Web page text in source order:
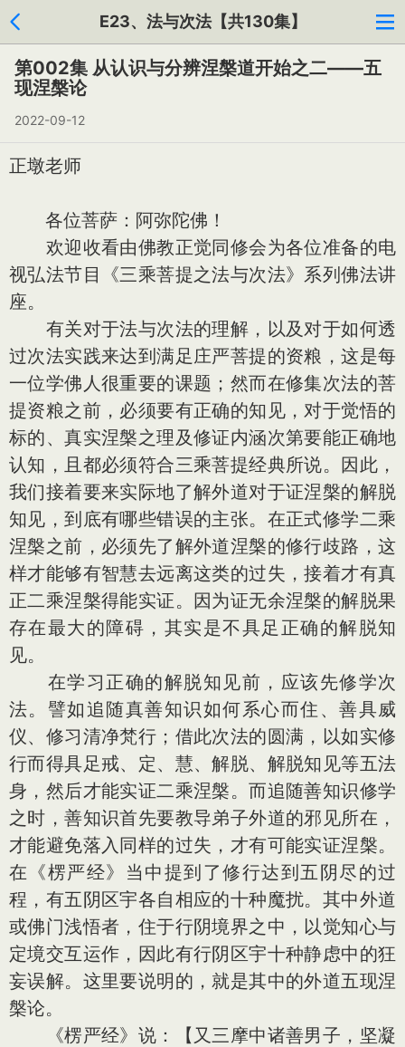
E23、法与次法【共130集】
第002集 从认识与分辨涅槃道开始之二——五
现涅槃论
2022-09-12
正墩老师
各位菩萨：阿弥陀佛！
欢迎收看由佛教正觉同修会为各位准备的电
视弘法节目《三乘菩提之法与次法》系列佛法讲
座。
有关对于法与次法的理解，以及对于如何透
过次法实践来达到满足庄严菩提的资粮，这是每
一位学佛人很重要的课题；然而在修集次法的菩
提资粮之前，必须要有正确的知见，对于觉悟的
标的、真实涅槃之理及修证内涵次第要能正确地
认知，且都必须符合三乘菩提经典所说。因此，
我们接着要来实际地了解外道对于证涅槃的解脱
知见，到底有哪些错误的主张。在正式修学二乘
涅槃之前，必须先了解外道涅槃的修行歧路，这
样才能够有智慧去远离这类的过失，接着才有真
正二乘涅槃得能实证。因为证无余涅槃的解脱果
存在最大的障碍，其实是不具足正确的解脱知
见。
在学习正确的解脱知见前，应该先修学次
法。譬如追随真善知识如何系心而住、善具威
仪、修习清净梵行；借此次法的圆满，以如实修
行而得具足戒、定、慧、解脱、解脱知见等五法
身，然后才能实证二乘涅槃。而追随善知识修学
之时，善知识首先要教导弟子外道的邪见所在，
才能避免落入同样的过失，才有可能实证涅槃。
在《楞严经》当中提到了修行达到五阴尽的过
程，有五阴区宇各自相应的十种魔扰。其中外道
或佛门浅悟者，住于行阴境界之中，以觉知心与
定境交互运作，因此有行阴区宇十种静虑中的狂
妄误解。这里要说明的，就是其中的外道五现涅
槃论。
《楞严经》说：【又三摩中诸善男子，坚凝